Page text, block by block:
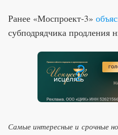
Ранее «Моспроект-3»
субподрядчика продления
Самые интересные и срочные